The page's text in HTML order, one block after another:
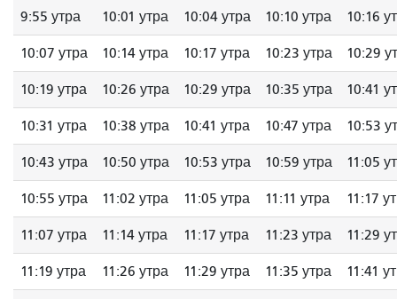
9:55 утра 10:01 утра 10:04 утра 10:10 утра 10:16
10:07 утра 10:14 утра 10:17 утра 10:23 утра 10:29
10:19 утра 10:26 утра 10:29 утра 10:35 утра 10:41
10:31 утра 10:38 утра 10:41 утра 10:47 утра 10:53
10:43 утра 10:50 утра 10:53 утра 10:59 утра 11:05
10:55 утра 11:02 утра 11:05 утра 11:11 утра 11:17
11:07 утра 11:14 утра 11:17 утра 11:23 утра 11:29
11:19 утра 11:26 утра 11:29 утра 11:35 утра 11:41